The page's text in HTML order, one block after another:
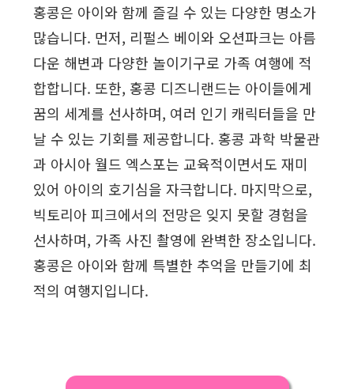
홍콩은 아이와 함께 즐길 수 있는 다양한 명소가
많습니다. 먼저, 리펄스 베이와 오션파크는 아름
다운 해변과 다양한 놀이기구로 가족 여행에 적
합합니다. 또한, 홍콩 디즈니랜드는 아이들에게
꿈의 세계를 선사하며, 여러 인기 캐릭터들을 만
날 수 있는 기회를 제공합니다. 홍콩 과학 박물관
과 아시아 월드 엑스포는 교육적이면서도 재미
있어 아이의 호기심을 자극합니다. 마지막으로,
빅토리아 피크에서의 전망은 잊지 못할 경험을
선사하며, 가족 사진 촬영에 완벽한 장소입니다.
홍콩은 아이와 함께 특별한 추억을 만들기에 최
적의 여행지입니다.